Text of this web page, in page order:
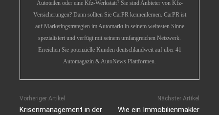
Autoteilen oder eine Kfz-Werkstatt? Sie sind Anbieter von Kfz-
Versicherungen? Dann sollten Sie CarPR kennenlernen. CarPR ist
auf Marketingstrategien im Automarkt in seinem weitesten Sinne
spezialisiert und verfügt mit seinem umfangreichen Netzwerk.
Erreichen Sie potenzielle Kunden deutschlandweit auf über 41
Automagazin & AutoNews Plattformen.
Vorheriger Artikel
Krisenmanagement in der
Nächster Artikel
Wie ein Immobilienmakler